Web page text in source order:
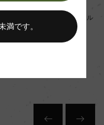
シャトー・コス・デストゥルネル
d'Estournel
ェ・デストゥルネル
満です。